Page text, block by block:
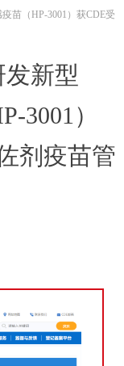
新型
3001）
剂疫苗管
苗（HP-3001）获CDE受